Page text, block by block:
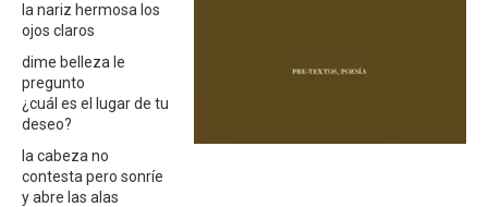
la nariz hermosa los
ojos claros
dime belleza le
pregunto
¿cuál es el lugar de tu
deseo?
la cabeza no
contesta pero sonríe
y abre las alas